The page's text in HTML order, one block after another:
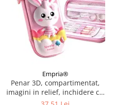
Empria®
Penar 3D, compartimentat,
imagini in relief, inchidere cu
fermoar, pentru scoala si